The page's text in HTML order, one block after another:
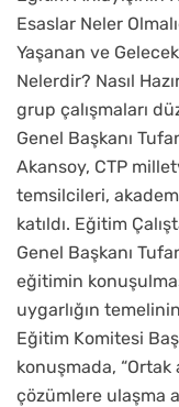
Esaslar Neler
Yaşanan ve
Nelerdir? Nasıl
grup çalışmaları
Genel Başkanı
Akansoy, CTP
temsilcileri,
katıldı. Eğitim
Genel Başkanı
eğitimin
uygarlığın
Eğitim Komitesi
konuşmada, “Ortak
çözümlere ulaşma